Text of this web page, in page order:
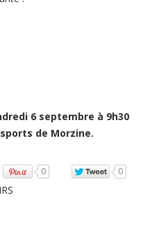
6 septembre à 9h30
de Morzine.
0 0